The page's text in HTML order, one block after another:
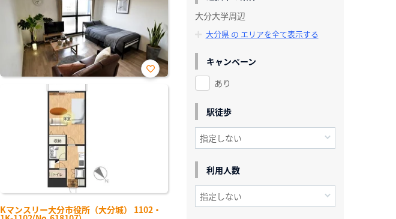
Kマンスリー大分市役所（大分城） 1102・
お気
大分大学周辺
大分県 の エリアを全て表示する
キャンペーン
あり
駅徒歩
利用人数